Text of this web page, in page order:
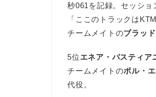
秒061を記録。セッショ
「ここのトラックは
チームメイトのブラッ
5位エネア・バスティア
チームメイトのポル・
代役。